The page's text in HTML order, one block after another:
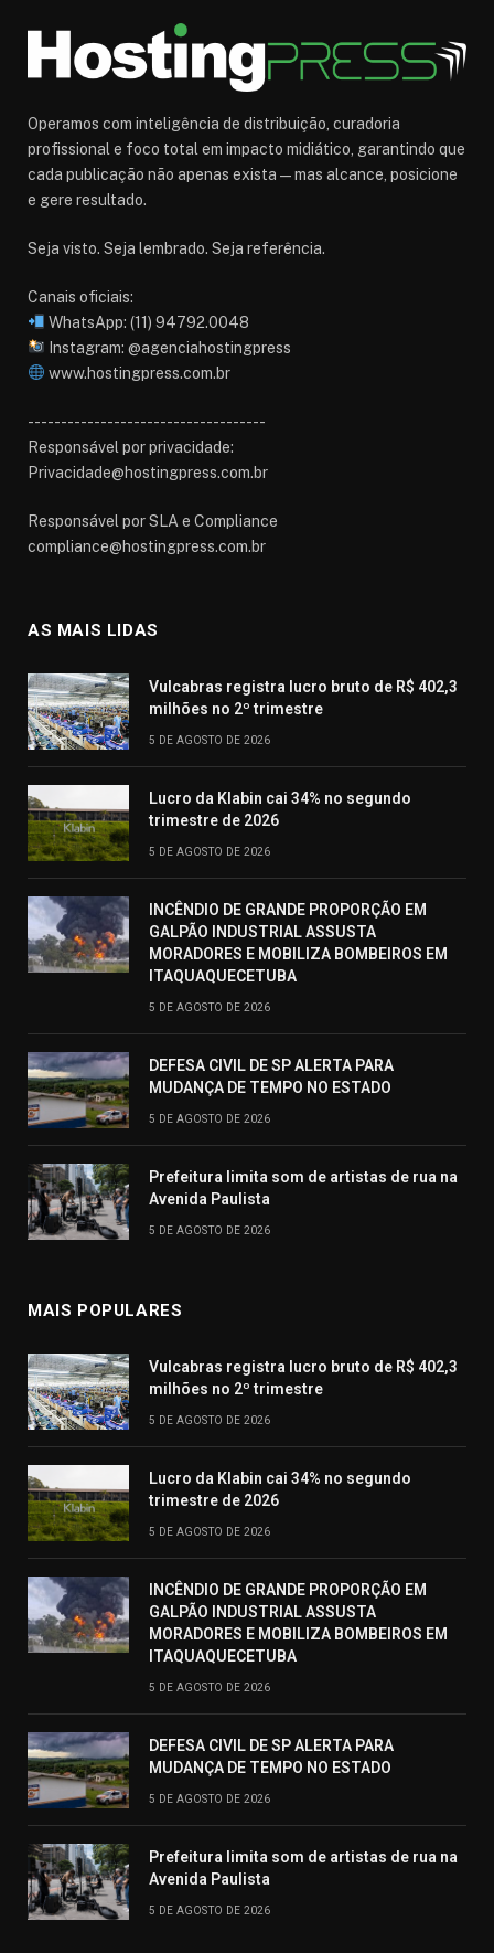
Operamos com inteligência de distribuição, curadoria
profissional e foco total em impacto midiático, garantindo que
cada publicação não apenas exista — mas alcance, posicione
e gere resultado.
Seja visto. Seja lembrado. Seja referência.
Canais oficiais:
WhatsApp: (11) 94792.0048
Instagram: @agenciahostingpress
www.hostingpress.com.br⁠
------------------------------------
Responsável por privacidade:
Privacidade@hostingpress.com.br
Responsável por SLA e Compliance
compliance@hostingpress.com.br
AS MAIS LIDAS
Vulcabras registra lucro bruto de R$ 402,3
milhões no 2º trimestre
5 DE AGOSTO DE 2026
Lucro da Klabin cai 34% no segundo
trimestre de 2026
5 DE AGOSTO DE 2026
INCÊNDIO DE GRANDE PROPORÇÃO EM
GALPÃO INDUSTRIAL ASSUSTA
MORADORES E MOBILIZA BOMBEIROS EM
ITAQUAQUECETUBA
5 DE AGOSTO DE 2026
DEFESA CIVIL DE SP ALERTA PARA
MUDANÇA DE TEMPO NO ESTADO
5 DE AGOSTO DE 2026
Prefeitura limita som de artistas de rua na
Avenida Paulista
5 DE AGOSTO DE 2026
MAIS POPULARES
Vulcabras registra lucro bruto de R$ 402,3
milhões no 2º trimestre
5 DE AGOSTO DE 2026
Lucro da Klabin cai 34% no segundo
trimestre de 2026
5 DE AGOSTO DE 2026
INCÊNDIO DE GRANDE PROPORÇÃO EM
GALPÃO INDUSTRIAL ASSUSTA
MORADORES E MOBILIZA BOMBEIROS EM
ITAQUAQUECETUBA
5 DE AGOSTO DE 2026
DEFESA CIVIL DE SP ALERTA PARA
MUDANÇA DE TEMPO NO ESTADO
5 DE AGOSTO DE 2026
Prefeitura limita som de artistas de rua na
Avenida Paulista
5 DE AGOSTO DE 2026